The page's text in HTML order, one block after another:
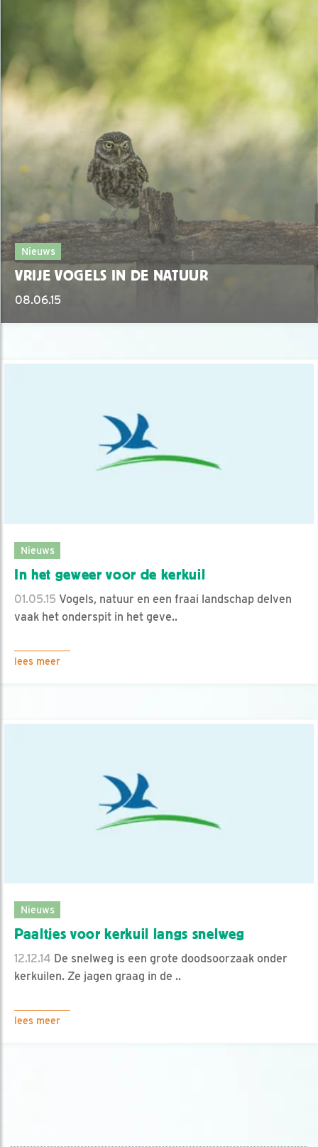
Nieuws
VRIJE VOGELS IN DE NATUUR
08.06.15
Nieuws
In het geweer voor de kerkuil
01.05.15 Vogels, natuur en een fraai landschap delven
vaak het onderspit in het geve..
lees meer
Nieuws
Paaltjes voor kerkuil langs snelweg
12.12.14 De snelweg is een grote doodsoorzaak onder
kerkuilen. Ze jagen graag in de ..
lees meer